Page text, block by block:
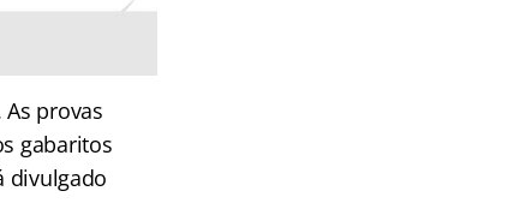
provas
gabaritos
divulgado